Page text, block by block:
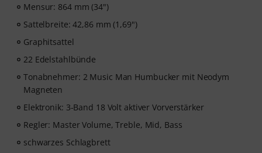
Mensur: 864 mm (34")
Sattelbreite: 42,86 mm (1,69")
Graphitsattel
22 Edelstahlbünde
Tonabnehmer: 2 Music Man Humbucker mit Neodym
Magneten
Elektronik: 3-Band 18 Volt aktiver Vorverstärker
Regler: Master Volume, Treble, Mid, Bass
schwarzes Schlagbrett